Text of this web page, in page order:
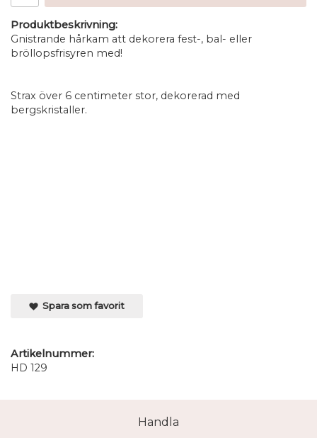
Produktbeskrivning:
Gnistrande hårkam att dekorera fest-, bal- eller
bröllopsfrisyren med!
Strax över 6 centimeter stor, dekorerad med
bergskristaller.
Spara som favorit
Artikelnummer:
HD 129
Handla